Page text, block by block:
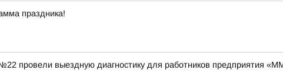
праздника!
провели выездную диагностику для работников предприятия